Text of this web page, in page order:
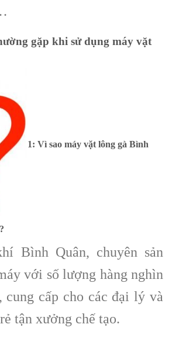
gặp khi sử dụng máy vặt
1: Vì sao máy vặt lông gà Bình
Bình Quân, chuyên sản
với số lượng hàng nghìn
cung cấp cho các đại lý và
tận xưởng chế tạo.